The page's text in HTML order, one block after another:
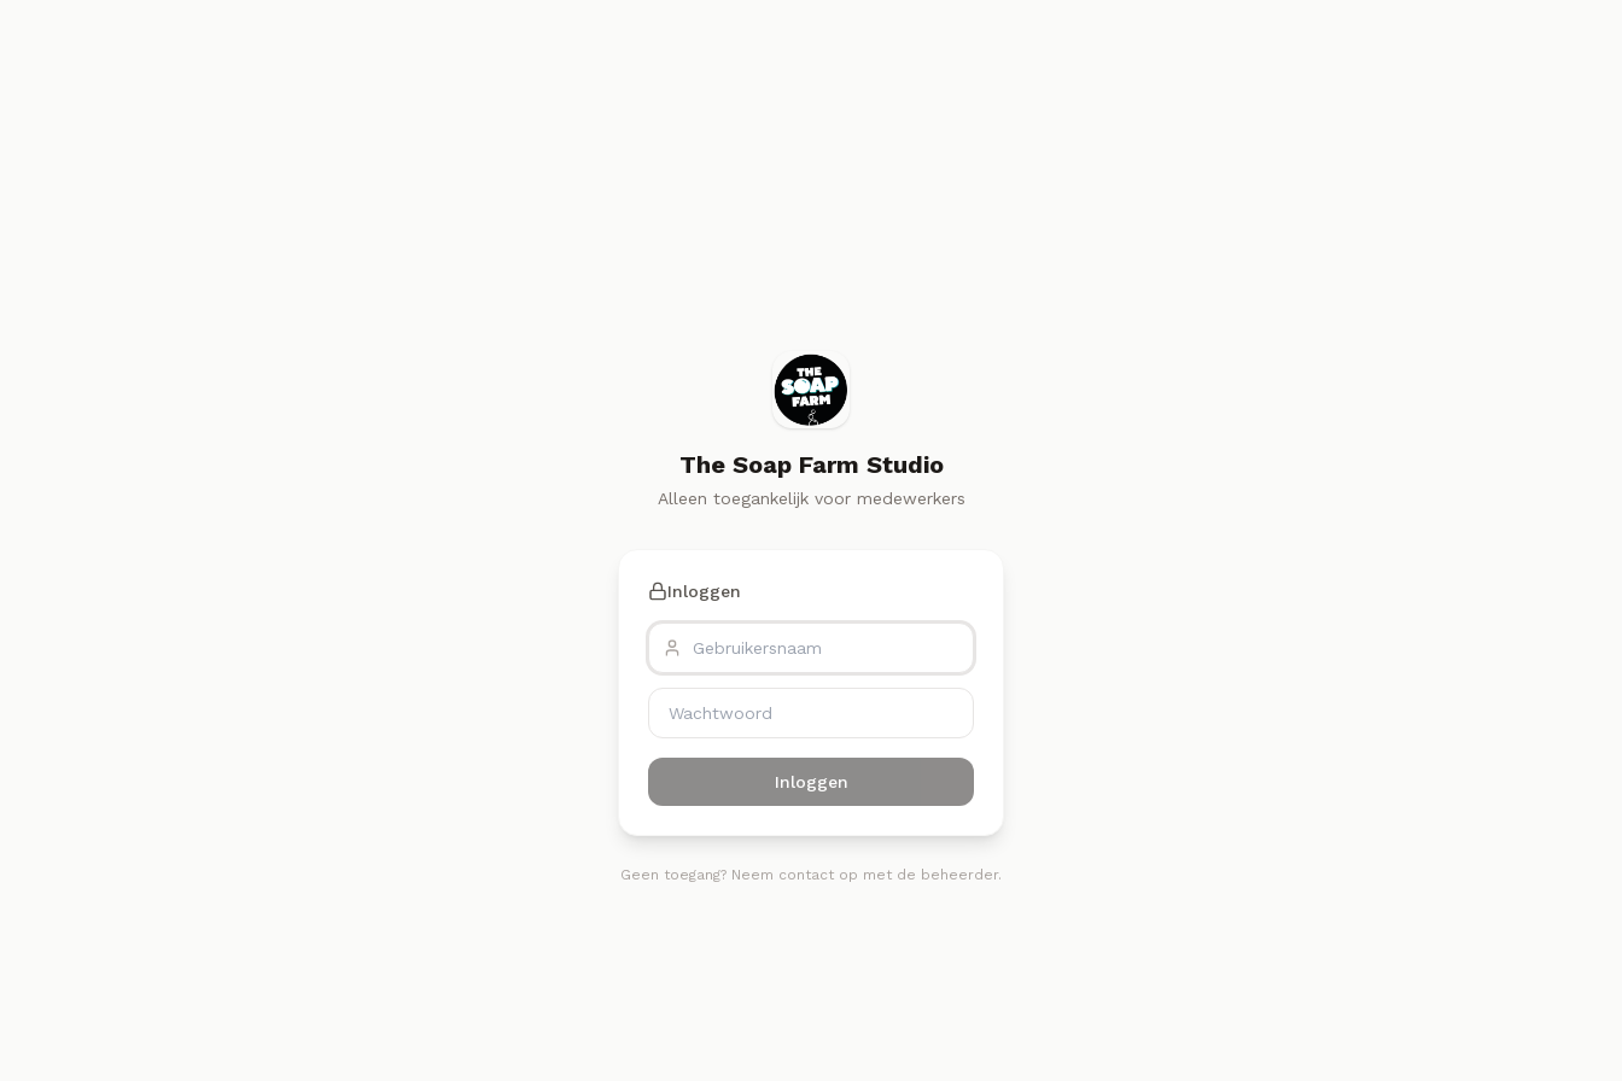
The Soap Farm Studio
Alleen toegankelijk voor medewerkers
Inloggen
Inloggen
Geen toegang? Neem contact op met de beheerder.